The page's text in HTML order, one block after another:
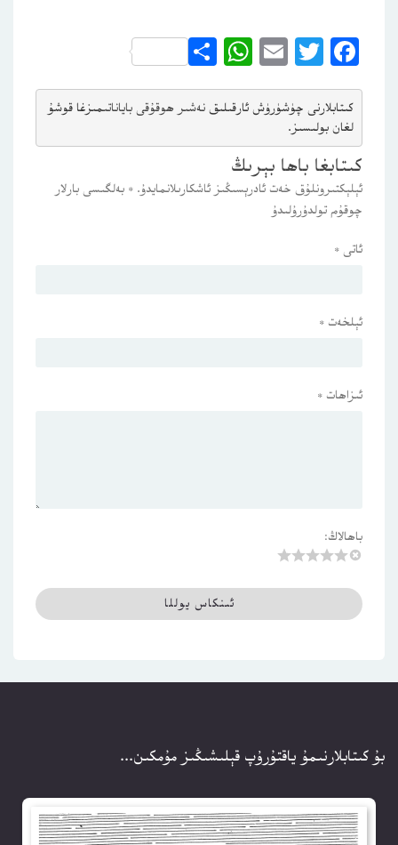
Facebook
Twitter
Email
WhatsApp
Share
كىتابلارنى چۈشۈرۈش ئارقىلىق نەشىر ھوقۇقى باياناتىمىزغا قوشۇ
لغان بولىسىز.
كىتابغا باھا بېرىڭ
ئېلېكتىرونلۇق خەت ئادرېسىڭىز ئاشكارىلانمايدۇ. * بەلگىسى بارلار
چوقۇم تولدۇرۇلىدۇ
ئاتى *
ئېلخەت *
ئىزاھات *
باھالاڭ:
بۇ كىتابلارنىمۇ ياقتۇرۇپ قېلىشىڭىز مۇمكىن...